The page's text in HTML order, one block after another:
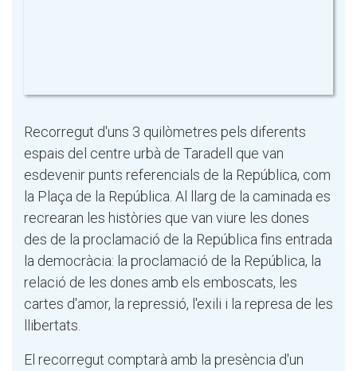
Recorregut d'uns 3 quilòmetres pels diferents
espais del centre urbà de Taradell que van
esdevenir punts referencials de la República, com
la Plaça de la República. Al llarg de la caminada es
recrearan les històries que van viure les dones
des de la proclamació de la República fins entrada
la democràcia: la proclamació de la República, la
relació de les dones amb els emboscats, les
cartes d'amor, la repressió, l'exili i la represa de les
llibertats.
El recorregut comptarà amb la presència d'un